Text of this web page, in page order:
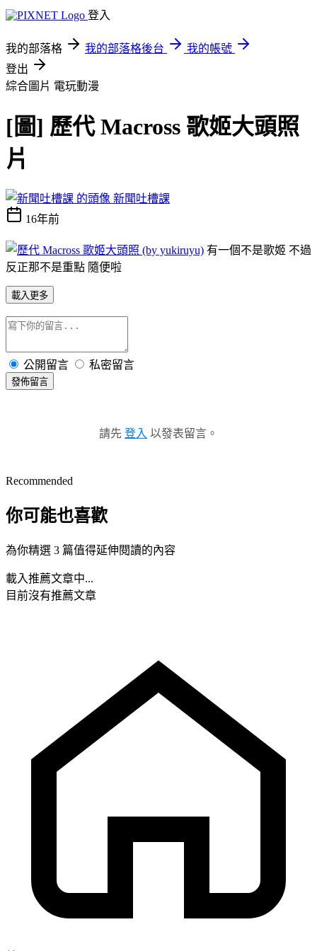
登入
我的部落格 我的部落格後台
我的帳號
登出
綜合圖片 電玩動漫
[圖] 歷代 Macross 歌姬大頭照
片
新聞吐槽課
16年前
有一個不是歌姬 不過
反正那不是重點 隨便啦
載入更多
公開留言 私密留言
發佈留言
請先 登入 以發表留言。
Recommended
你可能也喜歡
為你精選 3 篇值得延伸閱讀的內容
載入推薦文章中...
目前沒有推薦文章